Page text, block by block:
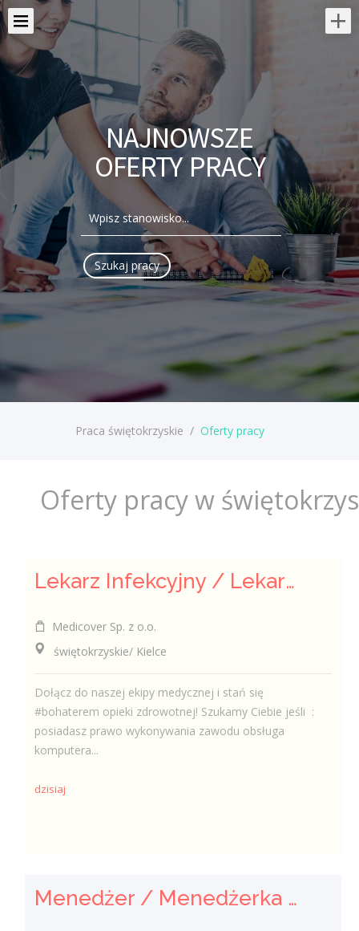
NAJNOWSZE
OFERTY PRACY
Praca świętokrzyskie / Oferty pracy
Oferty pracy w
Lekarz Infekcyjny / Lekarka Infekcyjna
Medicover Sp. z o.o.
świętokrzyskie/ Kielce
Dołącz do naszej ekipy medycznej i stań się
#bohaterem opieki zdrowotnej! Szukamy Ciebie jeśli ​ :
posiadasz prawo wykonywania zawodu obsługa
komputera...
dzisiaj
Menedżer / Menedżerka Zespołu Strategii Komercyjnej i Kontraktowania